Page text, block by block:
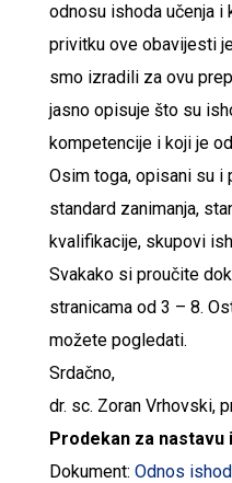
odnosu ishoda učenjai
privitku ove obavijesti
smo izradili za ovu
jasno opisuje što su
kompetencije i koji je
Osim toga, opisani su i
standard zanimanja,
kvalifikacije, skupovi
Svakako si proučite
stranicama od 3 – 8.
možete pogledati.
Srdačno,
dr. sc. Zoran Vrhovski,
Prodekan za nastavu
Dokument: Odnos